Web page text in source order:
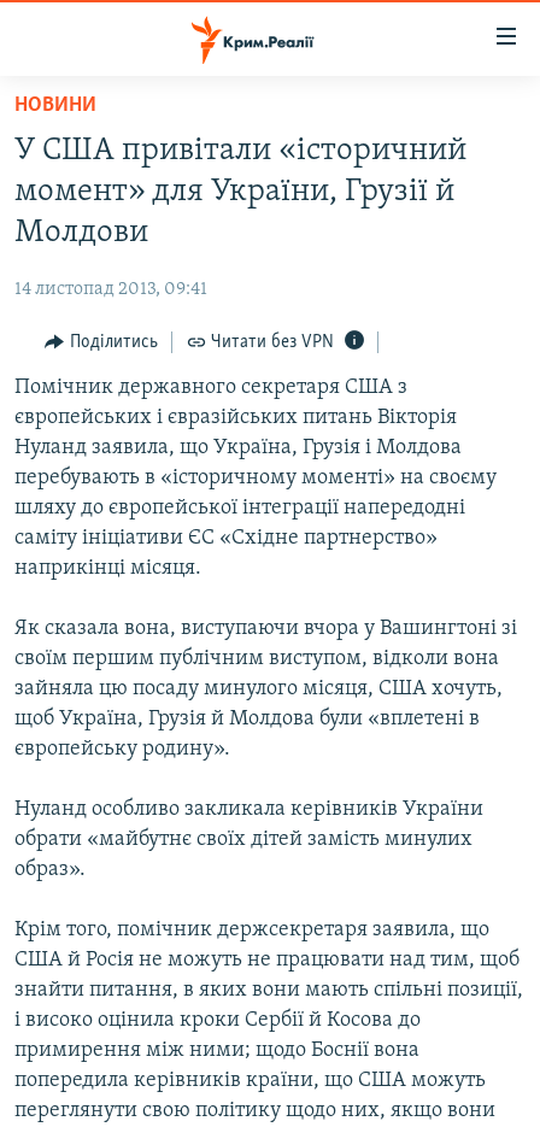
Перейти
основного
матеріалу
Перейти
до
основної
Перейти
пошуку
ВІДЕО ТА ФОТО
БЛОГИ
ПОГЛЯД
ІНТЕРВ'Ю
ВСЕ ЗА ДЕНЬ
СПЕЦПРОЕКТИ
ДЕПОРТАЦІЯ
ВІДЕОУРОКИ «ELIFBE»
УКРАЇНСЬКА ПРОБЛЕМА КРИМУ
ІНФОГРАФІКА
ЯК ОБІЙТИ БЛОКУВАННЯ
Русский
Qırımtatar
ДОЛУЧАЙСЯ!
Усі сайти RFE/RL
НОВИНИ
У США привітали «історичний
момент» для України, Грузії й
Молдови
14 листопад 2013, 09:41
Поділитись Читати без VPN
Помічник державного секретаря США з
європейських і євразійських питань Вікторія
Нуланд заявила, що Україна, Грузія і Молдова
перебувають в «історичному моменті» на своєму
шляху до європейської інтеграції напередодні
саміту ініціативи ЄС «Східне партнерство»
наприкінці місяця.
Як сказала вона, виступаючи вчора у Вашингтоні зі
своїм першим публічним виступом, відколи вона
зайняла цю посаду минулого місяця, США хочуть,
щоб Україна, Грузія й Молдова були «вплетені в
європейську родину».
Нуланд особливо закликала керівників України
обрати «майбутнє своїх дітей замість минулих
образ».
Крім того, помічник держсекретаря заявила, що
США й Росія не можуть не працювати над тим, щоб
знайти питання, в яких вони мають спільні позиції,
і високо оцінила кроки Сербії й Косова до
примирення між ними; щодо Боснії вона
попередила керівників країни, що США можуть
переглянути свою політику щодо них, якщо вони